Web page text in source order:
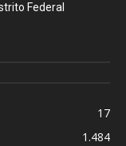
Federal
17
1.484